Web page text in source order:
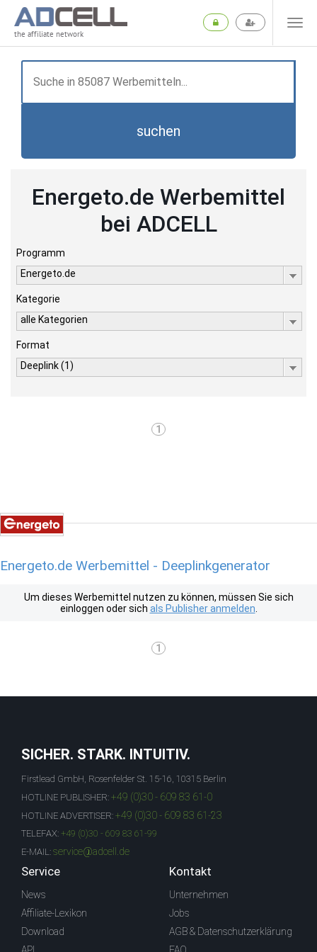
the affiliate network
suchen
Energeto.de Werbemittel
bei ADCELL
Programm
Energeto.de
Kategorie
alle Kategorien
Format
Deeplink (1)
1
Energeto.de Werbemittel - Deeplinkgenerator
Um dieses Werbemittel nutzen zu können, müssen Sie sich
einloggen oder sich als Publisher anmelden
1
SICHER. STARK. INTUITIV.
Firstlead GmbH, Rosenfelder St. 15-16, 10315 Berlin
HOTLINE PUBLISHER: +49 (0)30 - 609 83 61-0
HOTLINE ADVERTISER: +49 (0)30 - 609 83 61-23
TELEFAX: +49 (0)30 - 609 83 61-99
E-MAIL: service@adcell.de
Service
News
Affiliate-Lexikon
Download
Kontakt
Unternehmen
Jobs
AGB & Datenschutzerklärung